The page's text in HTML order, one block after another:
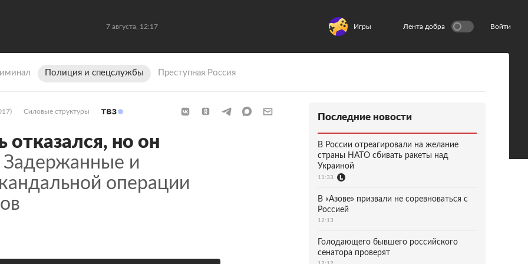
7 августа, 12:17 Игры Лента добра Войти
Полиция и спецслужбы Преступная Россия
Силовые структуры
отказался, но он
Задержанные и
операции
Последние новости
В России отреагировали на желание
страны НАТО сбивать ракеты над
Украиной
11:33
В «Азове» призвали не соревноваться с
Россией
12:13
Голодающего бывшего российского
сенатора проверят